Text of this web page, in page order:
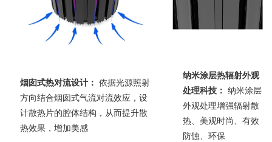
烟囱式热对流设计： 依据光源照射
方向结合烟囱式气流对流效应，设
计散热片的腔体结构，从而提升散
热效果，增加美感
纳米涂层热辐射外观
处理科技： 纳米涂层
外观处理增强辐射散
热、美观时尚、有效
防蚀、环保